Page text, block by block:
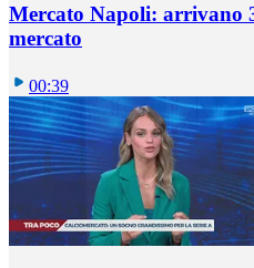
Mercato Napoli: arrivano
mercato
00:39